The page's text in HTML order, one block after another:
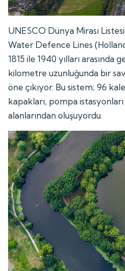
UNESCO Dünya Mirası
Water Defence Lines
1815 ile 1940 yılları arasında
kilometre uzunluğunda bir
öne çıkıyor. Bu sistem; 96
kapakları, pompa
alanlarından oluşuyordu.